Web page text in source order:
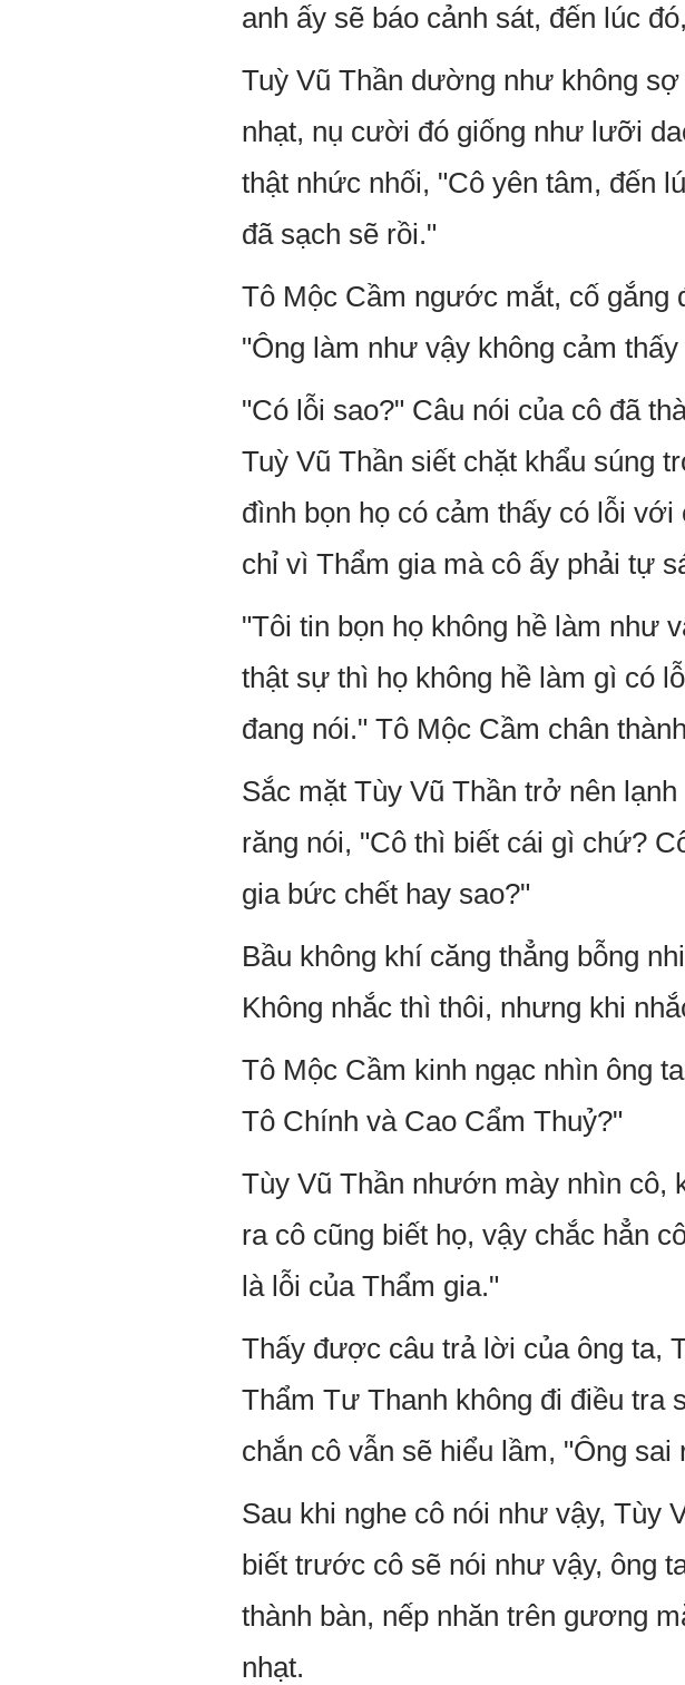
anh ấy sẽ báo cảnh sát, đến lúc
Tuỳ Vũ Thần dường như không
nhạt, nụ cười đó giống như lưỡi
thật nhức nhối, "Cô yên tâm, đến
đã sạch sẽ rồi."
Tô Mộc Cầm ngước mắt, cố gắng
"Ông làm như vậy không cảm
"Có lỗi sao?" Câu nói của cô đã
Tuỳ Vũ Thần siết chặt khẩu súng
đình bọn họ có cảm thấy có lỗi
chỉ vì Thẩm gia mà cô ấy phải tự
"Tôi tin bọn họ không hề làm như
thật sự thì họ không hề làm gì có
đang nói." Tô Mộc Cầm chân
Sắc mặt Tùy Vũ Thần trở nên
răng nói, "Cô thì biết cái gì chứ?
gia bức chết hay sao?"
Bầu không khí căng thẳng bỗng
Không nhắc thì thôi, nhưng khi
Tô Mộc Cầm kinh ngạc nhìn ông
Tô Chính và Cao Cẩm Thuỷ?"
Tùy Vũ Thần nhướn mày nhìn cô,
ra cô cũng biết họ, vậy chắc hẳn
là lỗi của Thẩm gia."
Thấy được câu trả lời của ông ta,
Thẩm Tư Thanh không đi điều tra
chắn cô vẫn sẽ hiểu lầm, "Ông
Sau khi nghe cô nói như vậy, Tùy
biết trước cô sẽ nói như vậy, ông
thành bàn, nếp nhăn trên gương
nhạt.